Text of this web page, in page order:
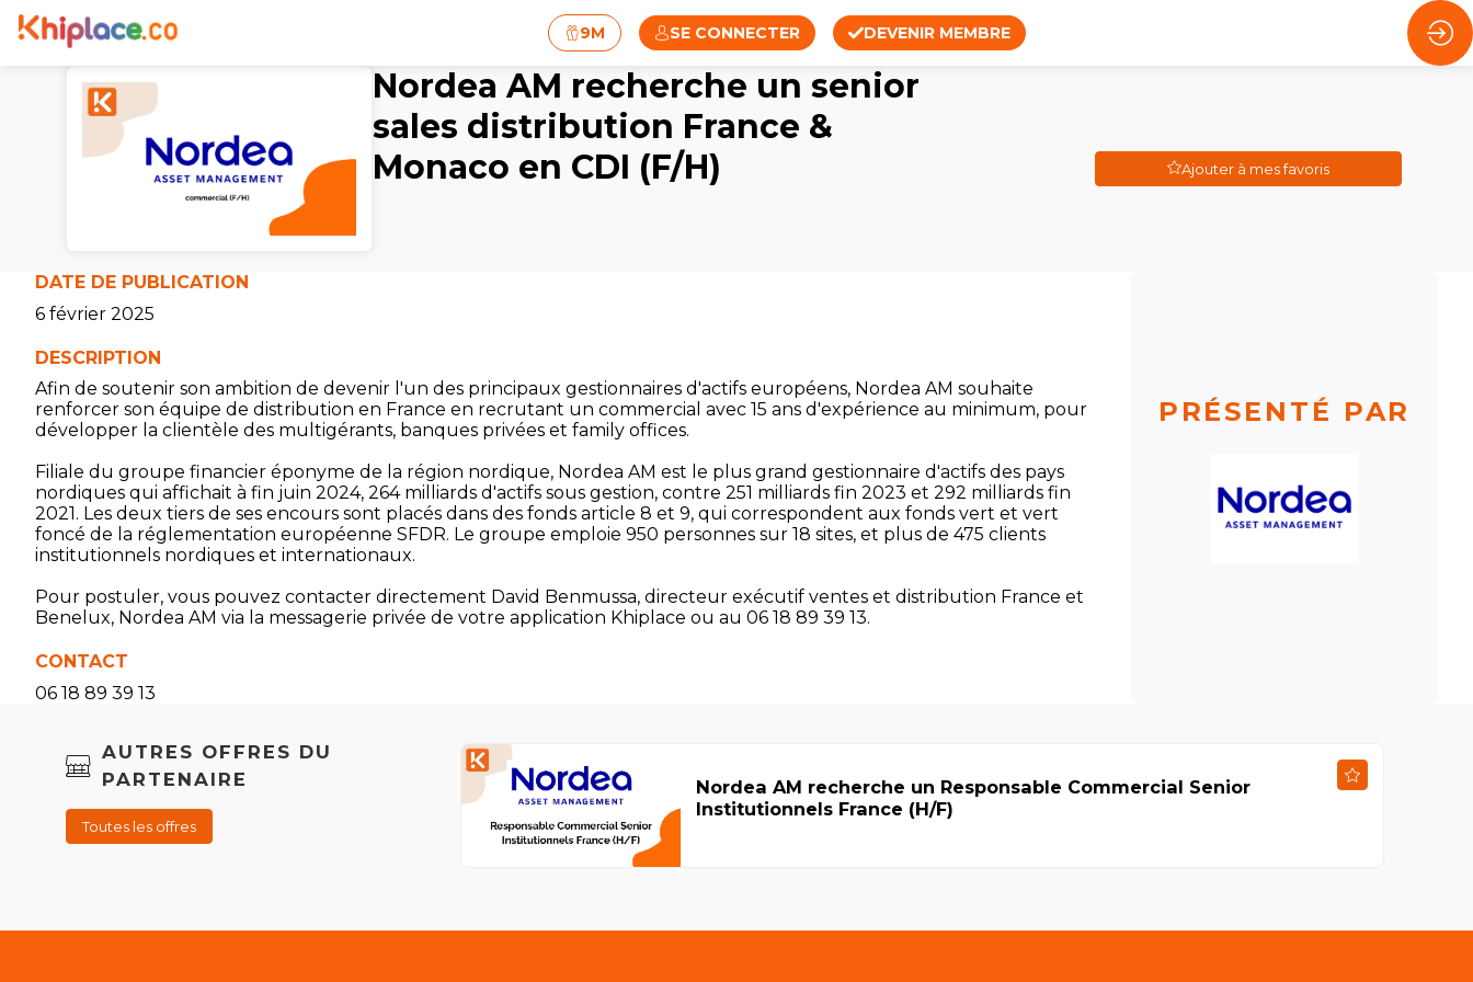
9M SE CONNECTER DEVENIR MEMBRE
Ajouter à mes favoris
Nordea AM recherche un senior
sales distribution France &
Monaco en CDI (F/H)
DATE DE PUBLICATION
6 février 2025
DESCRIPTION
Afin de soutenir son ambition de devenir l'un des principaux gestionnaires d'actifs européens, Nordea AM souhaite
renforcer son équipe de distribution en France en recrutant un commercial avec 15 ans d'expérience au minimum, pour
développer la clientèle des multigérants, banques privées et family offices.
Filiale du groupe financier éponyme de la région nordique, Nordea AM est le plus grand gestionnaire d'actifs des pays
nordiques qui affichait à fin juin 2024, 264 milliards d'actifs sous gestion, contre 251 milliards fin 2023 et 292 milliards fin
2021. Les deux tiers de ses encours sont placés dans des fonds article 8 et 9, qui correspondent aux fonds vert et vert
foncé de la réglementation européenne SFDR. Le groupe emploie 950 personnes sur 18 sites, et plus de 475 clients
institutionnels nordiques et internationaux.
Pour postuler, vous pouvez contacter directement David Benmussa, directeur exécutif ventes et distribution France et
Benelux, Nordea AM via la messagerie privée de votre application Khiplace ou au 06 18 89 39 13.
CONTACT
06 18 89 39 13
PRÉSENTÉ PAR
AUTRES OFFRES DU
PARTENAIRE
Toutes les offres
Nordea AM recherche un Responsable Commercial Senior
Institutionnels France (H/F)